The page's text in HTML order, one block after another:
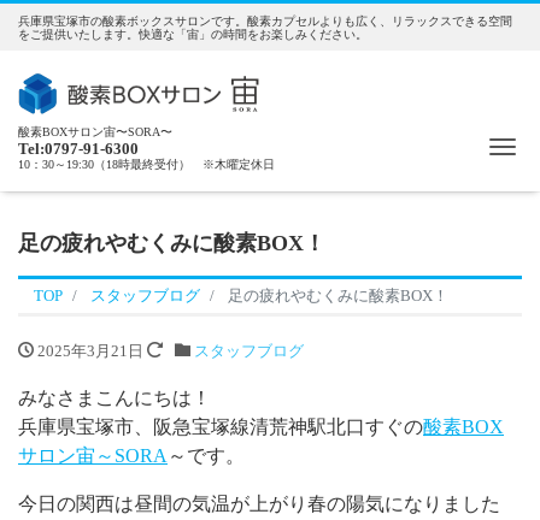
兵庫県宝塚市の酸素ボックスサロンです。酸素カプセルよりも広く、リラックスできる空間
をご提供いたします。快適な「宙」の時間をお楽しみください。
酸素BOXサロン宙〜SORA〜
Tel:0797-91-6300
10：30～19:30（18時最終受付） ※木曜定休日
足の疲れやむくみに酸素BOX！
TOP スタッフブログ 足の疲れやむくみに酸素BOX！
2025年3月21日 スタッフブログ
みなさまこんにちは！
兵庫県宝塚市、阪急宝塚線清荒神駅北口すぐの酸素BOX
サロン宙～SORA ～です。
今日の関西は昼間の気温が上がり春の陽気になりました